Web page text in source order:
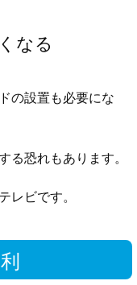
なる
の設置も必要にな
る恐れもあります。
レビです。